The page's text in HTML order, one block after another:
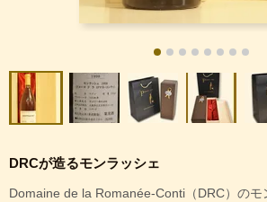
DRCが造るモンラッシェ
Domaine de la Romanée-Conti（DRC）のモ